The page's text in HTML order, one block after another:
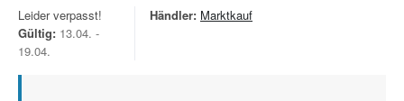
Leider verpasst!
Gültig: 13.04. -
19.04.
Händler: Marktkauf